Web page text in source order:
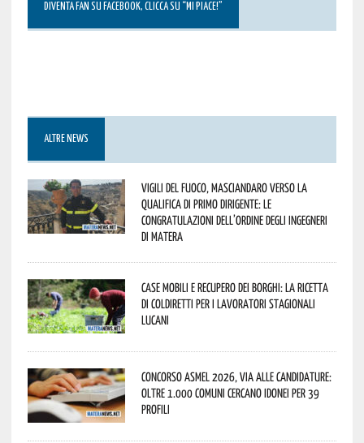
DIVENTA FAN SU FACEBOOK, CLICCA SU “MI PIACE!”
ALTRE NEWS
Vigili del Fuoco, Masciandaro verso la
qualifica di Primo Dirigente: le
congratulazioni dell’Ordine degli Ingegneri
di Matera
Case mobili e recupero dei borghi: la ricetta
di Coldiretti per i lavoratori stagionali
lucani
Concorso Asmel 2026, via alle candidature:
oltre 1.000 Comuni cercano idonei per 39
profili